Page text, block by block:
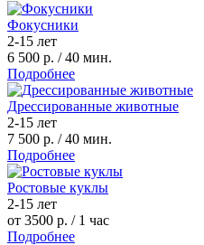
Фокусники
2-15 лет
6 500 р. / 40 мин.
Подробнее
Дрессированные животные
2-15 лет
7 500 р. / 40 мин.
Подробнее
Ростовые куклы
2-15 лет
от 3500 р. / 1 час
Подробнее